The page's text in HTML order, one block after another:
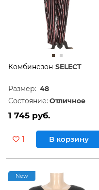
Комбинезон SELECT
Размер: 48
Состояние: Отличное
1 745 руб.
1 В корзину
New